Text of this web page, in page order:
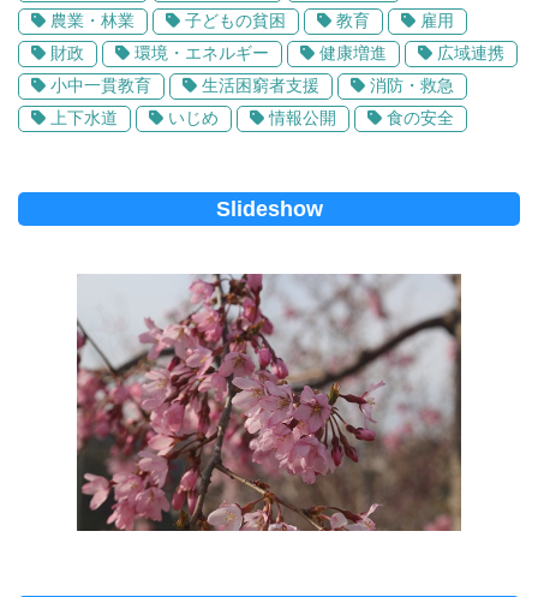
農業・林業
子どもの貧困 教育
雇用
財政
環境・エネルギー 健康増進
広域連携
小中一貫教育
生活困窮者支援
消防・救急
上下水道
いじめ 情報公開 食の安全
Slideshow